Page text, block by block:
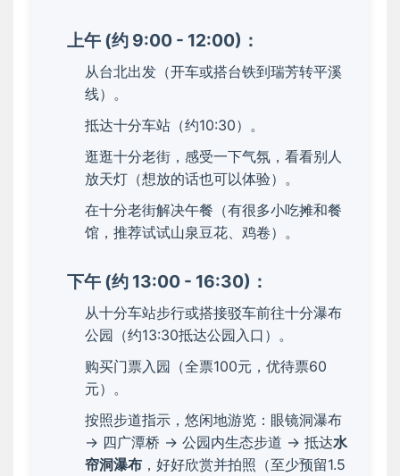
上午 (约 9:00 - 12:00)：
从台北出发（开车或搭台铁到瑞芳转平溪
线）。
抵达十分车站（约10:30）。
逛逛十分老街，感受一下气氛，看看别人
放天灯（想放的话也可以体验）。
在十分老街解决午餐（有很多小吃摊和餐
馆，推荐试试山泉豆花、鸡卷）。
下午 (约 13:00 - 16:30)：
从十分车站步行或搭接驳车前往十分瀑布
公园（约13:30抵达公园入口）。
购买门票入园（全票100元，优待票60
元）。
按照步道指示，悠闲地游览：眼镜洞瀑布
-> 四广潭桥 -> 公园内生态步道 -> 抵达水
帘洞瀑布 ，好好欣赏并拍照（至少预留1.5